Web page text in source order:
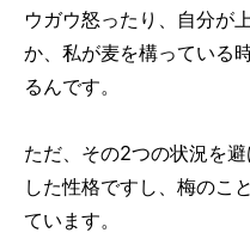
ウガウ怒ったり、自分が
か、私が麦を構っている
るんです。
ただ、その2つの状況を
した性格ですし、梅のこ
ています。